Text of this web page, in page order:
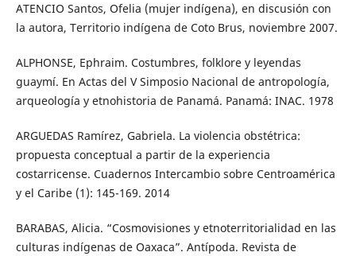
ATENCIO Santos, Ofelia (mujer indígena), en discusión con
la autora, Territorio indígena de Coto Brus, noviembre 2007.
ALPHONSE, Ephraim. Costumbres, folklore y leyendas
guaymí. En Actas del V Simposio Nacional de antropología,
arqueología y etnohistoria de Panamá. Panamá: INAC. 1978
ARGUEDAS Ramírez, Gabriela. La violencia obstétrica:
propuesta conceptual a partir de la experiencia
costarricense. Cuadernos Intercambio sobre Centroamérica
y el Caribe (1): 145-169. 2014
BARABAS, Alicia. “Cosmovisiones y etnoterritorialidad en las
culturas indígenas de Oaxaca”. Antípoda. Revista de